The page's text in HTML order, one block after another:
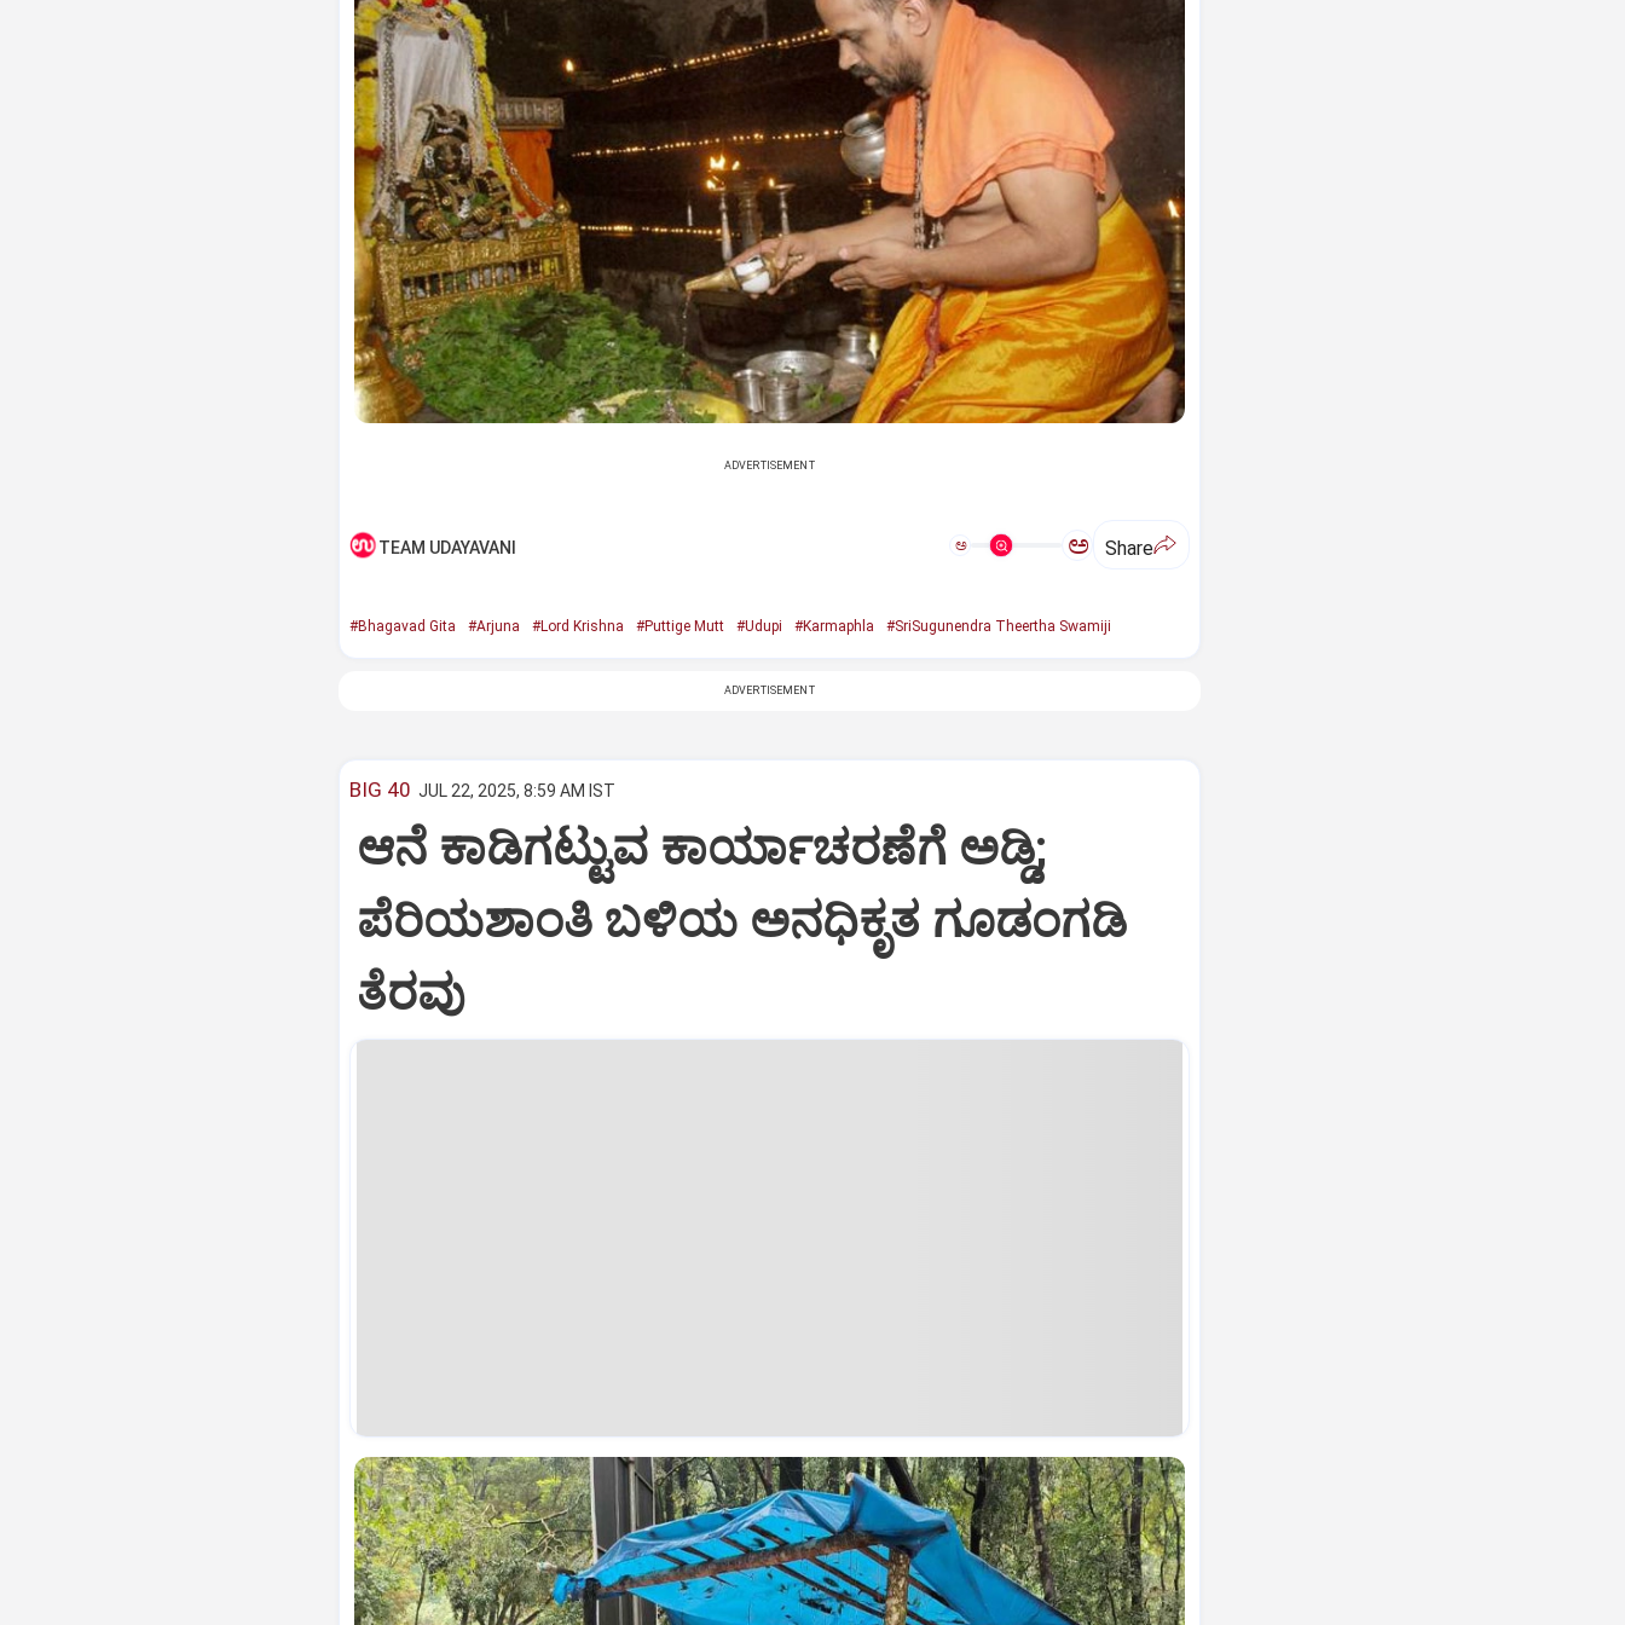
ADVERTISEMENT
TEAM UDAYAVANI ಅ ಅ Share
#Bhagavad Gita #Arjuna #Lord Krishna #Puttige Mutt #Udupi #Karmaphla #SriSugunendra Theertha Swamiji
ADVERTISEMENT
BIG 40 JUL 22, 2025, 8:59 AM IST
ಆನೆ ಕಾಡಿಗಟ್ಟುವ ಕಾರ್ಯಾಚರಣೆಗೆ ಅಡ್ಡಿ;
ಪೆರಿಯಶಾಂತಿ ಬಳಿಯ ಅನಧಿಕೃತ ಗೂಡಂಗಡಿ
ತೆರವು